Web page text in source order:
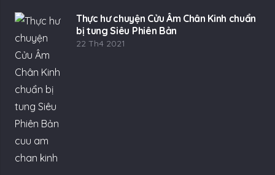
Thực hư chuyện Cửu Âm Chân Kinh chuẩn
bị tung Siêu Phiên Bản
22 Th4 2021